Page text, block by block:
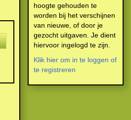
hoogte gehouden te
worden bij het verschijnen
van nieuwe, of door je
gezocht uitgaven. Je dient
hiervoor ingelogd te zijn.
Klik hier om in te loggen of
te registreren